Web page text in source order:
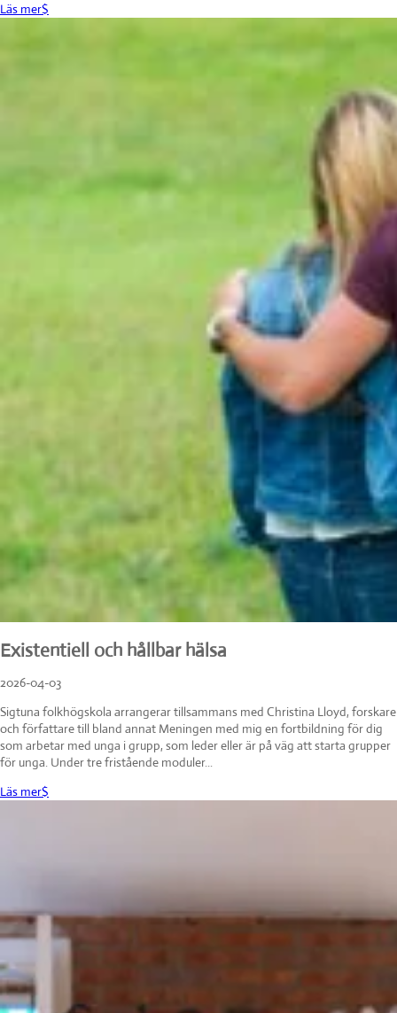
Läs mer$
Existentiell och hållbar hälsa
2026-04-03
Sigtuna folkhögskola arrangerar tillsammans med Christina Lloyd, forskare
och författare till bland annat Meningen med mig en fortbildning för dig
som arbetar med unga i grupp, som leder eller är på väg att starta grupper
för unga. Under tre fristående moduler...
Läs mer$